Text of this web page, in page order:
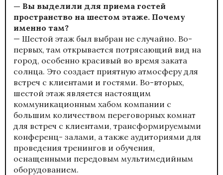
— Вы выделили для приема гостей
пространство на шестом этаже. Почему
именно там?
— Шестой этаж был выбран не случайно. Во-
первых, там открывается потрясающий вид на
город, особенно красивый во время заката
солнца. Это создает приятную атмосферу для
встреч с клиентами и гостями. Во-вторых,
шестой этаж является настоящим
коммуникационным хабом компании с
большим количеством переговорных комнат
для встреч с клиентами, трансформируемыми
конференц- залами, а также аудиториями для
проведения тренингов и обучения,
оснащенными передовым мультимедийным
оборудованием.